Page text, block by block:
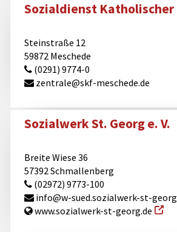
Sozialdienst Katholischer
Steinstraße 12
59872 Meschede
(0291) 9774-0
zentrale@​skf-meschede.de
Sozialwerk St. Georg e. V.
Breite Wiese 36
57392 Schmallenberg
(02972) 9773-100
info@​w-sued.sozialwerk-st-
www.sozialwerk-st-georg.de